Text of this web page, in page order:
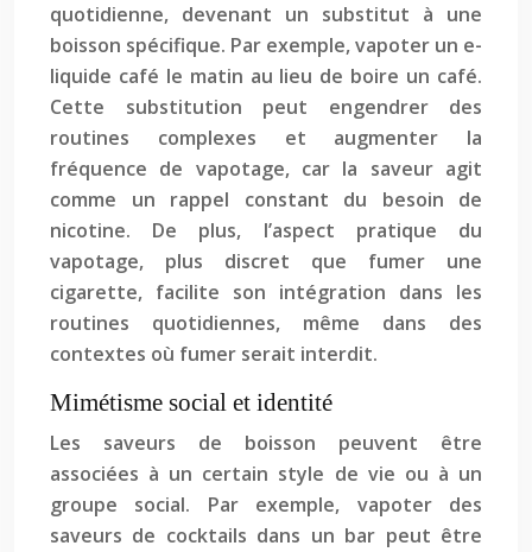
quotidienne, devenant un substitut à une
boisson spécifique. Par exemple, vapoter un e-
liquide café le matin au lieu de boire un café.
Cette substitution peut engendrer des
routines complexes et augmenter la
fréquence de vapotage, car la saveur agit
comme un rappel constant du besoin de
nicotine. De plus, l’aspect pratique du
vapotage, plus discret que fumer une
cigarette, facilite son intégration dans les
routines quotidiennes, même dans des
contextes où fumer serait interdit.
Mimétisme social et identité
Les saveurs de boisson peuvent être
associées à un certain style de vie ou à un
groupe social. Par exemple, vapoter des
saveurs de cocktails dans un bar peut être